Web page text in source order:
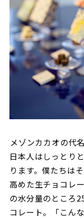
――メゾンカカオの
日本人はしっとり
ります。僕たちは
高めた生チョコレ
の水分量のところ
コレート。「こん